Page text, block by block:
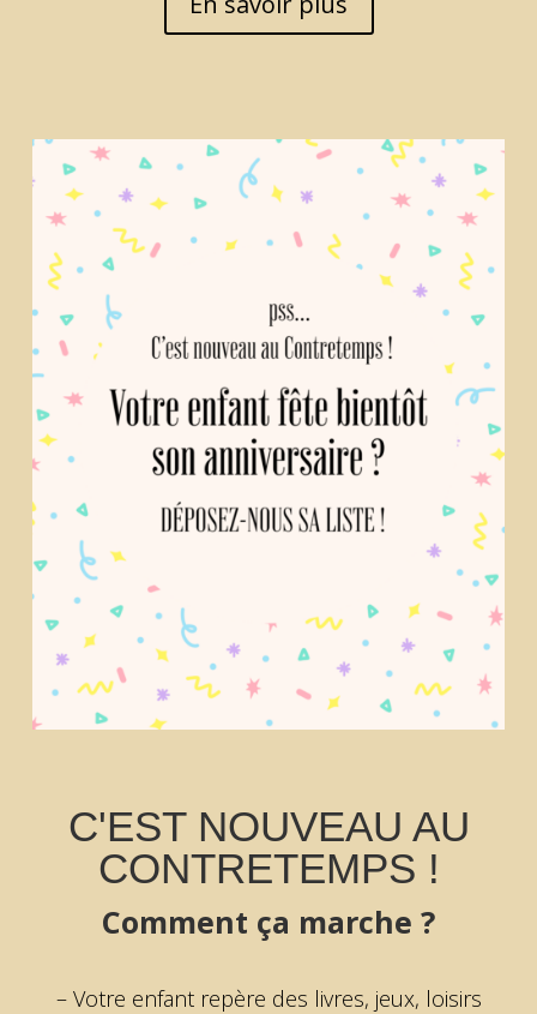
C'EST NOUVEAU AU
CONTRETEMPS !
Comment ça marche ?
– Votre enfant repère des livres, jeux, loisirs